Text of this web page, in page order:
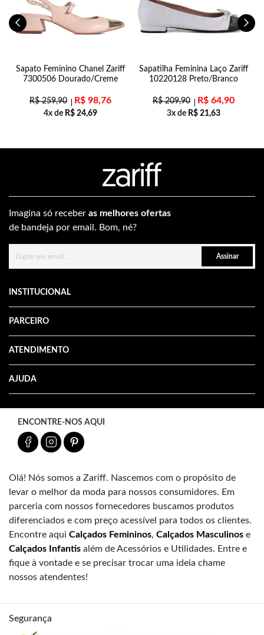
Sapato Feminino Chanel Zariff
7300506 Dourado/Creme
R$259,90 R$ 98,76
4x de R$ 24,69
Sapatilha Feminina Laço Zariff
10220128 Preto/Branco
R$209,90 R$ 64,90
3x de R$ 21,63
Imagina só receber as melhores ofertas
de bandeja por email. Bom, né?
Assinar
INSTITUCIONAL
PARCEIRO
ATENDIMENTO
AJUDA
ENCONTRE-NOS AQUI
Olá! Nós somos a Zariff. Nascemos com o propósito de
levar o melhor da moda para nossos consumidores. Em
parceria com nossos fornecedores buscamos produtos
diferenciados e com preço acessível para todos os clientes.
Encontre aqui Calçados Femininos, Calçados Masculinos e
Calçados Infantis além de Acessórios e Utilidades. Entre e
fique à vontade e se precisar trocar uma ideia chame
nossos atendentes!
Segurança